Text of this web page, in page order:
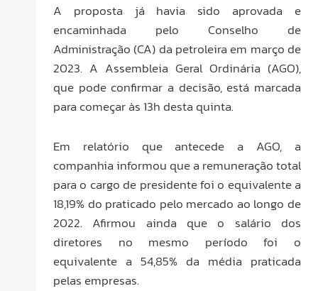
A proposta já havia sido aprovada e
encaminhada pelo Conselho de
Administração (CA) da petroleira em março de
2023. A Assembleia Geral Ordinária (AGO),
que pode confirmar a decisão, está marcada
para começar às 13h desta quinta.
Em relatório que antecede a AGO, a
companhia informou que a remuneração total
para o cargo de presidente foi o equivalente a
18,19% do praticado pelo mercado ao longo de
2022. Afirmou ainda que o salário dos
diretores no mesmo período foi o
equivalente a 54,85% da média praticada
pelas empresas.